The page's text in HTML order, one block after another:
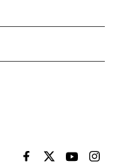
EL PAÍS BRASIL EN
EL PAÍSEL PAÍS
EL